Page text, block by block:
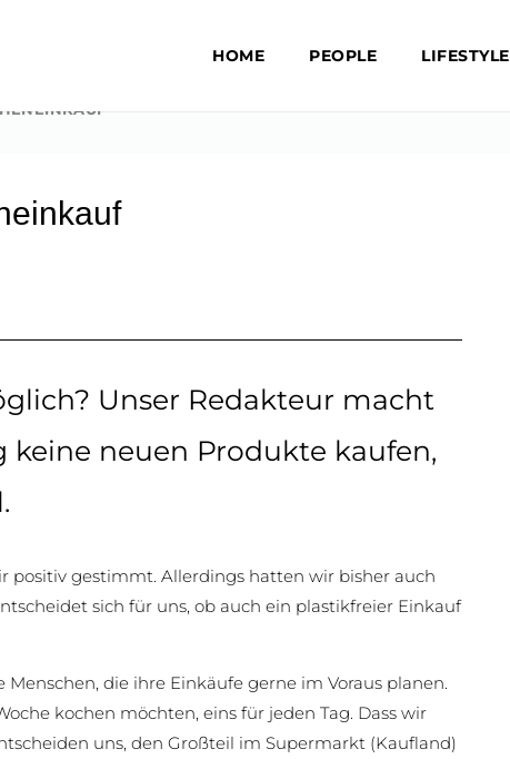
HOME PEOPLE LIFESTYLE
Unser Redakteur macht
keine neuen Produkte kaufen,
positiv gestimmt. Allerdings hatten wir bisher auch
sich für uns, ob auch ein plastikfreier Einkauf
die ihre Einkäufe gerne im Voraus planen.
kochen möchten, eins für jeden Tag. Dass wir
uns, den Großteil im Supermarkt (Kaufland)